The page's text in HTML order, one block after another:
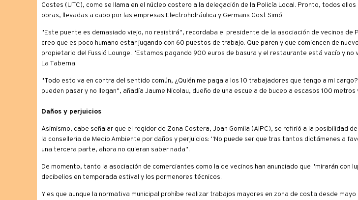
Costes (UTC), como se llama en el núcleo costero a la delegación de la Policía Local. Pronto, todos
obras, llevadas a cabo por las empresas Electrohidráulica y Germans Gost Simó.
"Este puente es demasiado viejo, no resistirá", recordaba el presidente de la asociación de vecinos de
creo que es poco humano estar jugando con 60 puestos de trabajo. Que paren y que comiencen de
propietario del Fussió Lounge. "Estamos pagando 900 euros de basura y el restaurante está vacío y no
La Taberna.
"Todo esto va en contra del sentido común, ¿Quién me paga a los 10 trabajadores que tengo a mi
pueden pasar y no llegan", añadía Jaume Nicolau, dueño de una escuela de buceo a escasos 100
Daños y perjuicios
Asimismo, cabe señalar que el regidor de Zona Costera, Joan Gomila (AIPC), se refirió a la posibilidad
la conselleria de Medio Ambiente por daños y perjuicios: "No puede ser que tras tantos dictámenes a
una tercera parte, ahora no quieran saber nada".
De momento, tanto la asociación de comerciantes como la de vecinos han anunciado que "mirarán con
decibelios en temporada estival y los pormenores técnicos.
Y es que aunque la normativa municipal prohíbe realizar trabajos mayores en zona de costa desde